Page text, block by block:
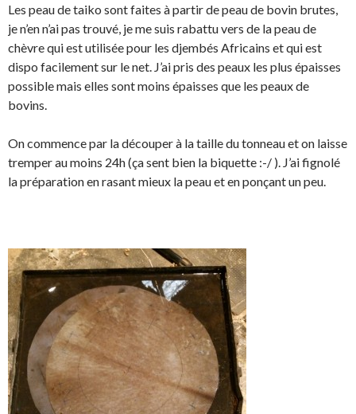
Les peau de taiko sont faites à partir de peau de bovin brutes,
je n’en n’ai pas trouvé, je me suis rabattu vers de la peau de
chèvre qui est utilisée pour les djembés Africains et qui est
dispo facilement sur le net. J’ai pris des peaux les plus épaisses
possible mais elles sont moins épaisses que les peaux de
bovins.
On commence par la découper à la taille du tonneau et on laisse
tremper au moins 24h (ça sent bien la biquette :-/ ). J’ai fignolé
la préparation en rasant mieux la peau et en ponçant un peu.